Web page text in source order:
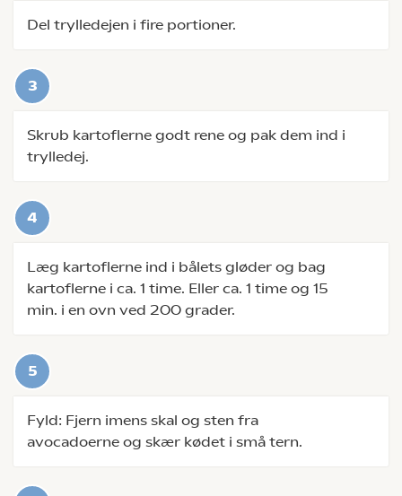
Del trylledejen i fire portioner.
Skrub kartoflerne godt rene og pak dem ind i
trylledej.
Læg kartoflerne ind i bålets gløder og bag
kartoflerne i ca. 1 time. Eller ca. 1 time og 15
min. i en ovn ved 200 grader.
Fyld: Fjern imens skal og sten fra
avocadoerne og skær kødet i små tern.